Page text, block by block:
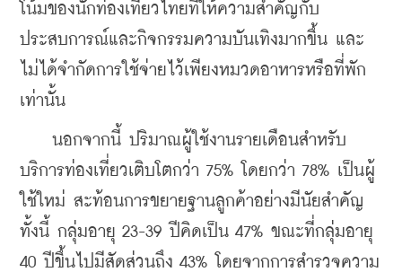
โน้มของนักท่องเที่ยวไทยที่ให้ความสำคัญกับ
ประสบการณ์และกิจกรรมความบันเทิงมากขึ้น และ
ไม่ได้จำกัดการใช้จ่ายไว้เพียงหมวดอาหารหรือที่พัก
เท่านั้น
นอกจากนี้ ปริมาณผู้ใช้งานรายเดือนสำหรับ
บริการท่องเที่ยวเติบโตกว่า 75% โดยกว่า 78% เป็นผู้
ใช้ใหม่ สะท้อนการขยายฐานลูกค้าอย่างมีนัยสำคัญ
ทั้งนี้ กลุ่มอายุ 23-39 ปีคิดเป็น 47% ขณะที่กลุ่มอายุ
40 ปีขึ้นไปมีสัดส่วนถึง 43% โดยจากการสำรวจความ